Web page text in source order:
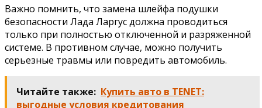
Важно помнить, что замена шлейфа подушки
безопасности Лада Ларгус должна проводиться
только при полностью отключенной и разряженной
системе. В противном случае, можно получить
серьезные травмы или повредить автомобиль.
Читайте также: Купить авто в TENET:
выгодные условия кредитования